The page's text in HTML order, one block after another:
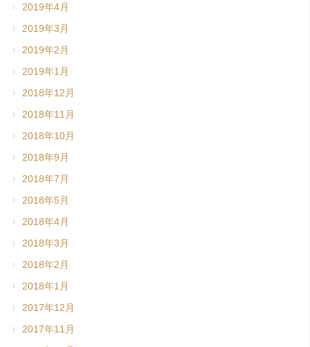
2019年4月
2019年3月
2019年2月
2019年1月
2018年12月
2018年11月
2018年10月
2018年9月
2018年7月
2018年5月
2018年4月
2018年3月
2018年2月
2018年1月
2017年12月
2017年11月